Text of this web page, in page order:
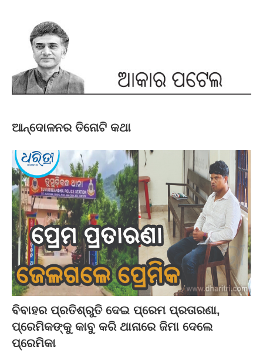
ଆନ୍ଦୋଳନର ତିନୋଟି କଥା
ବିବାହର ପ୍ରତିଶ୍ରୁତି ଦେଇ ପ୍ରେମ ପ୍ରତାରଣା,
ପ୍ରେମିକଙ୍କୁ କାବୁ କରି ଥାନାରେ ଜିମା ଦେଲେ
ପ୍ରେମିକା